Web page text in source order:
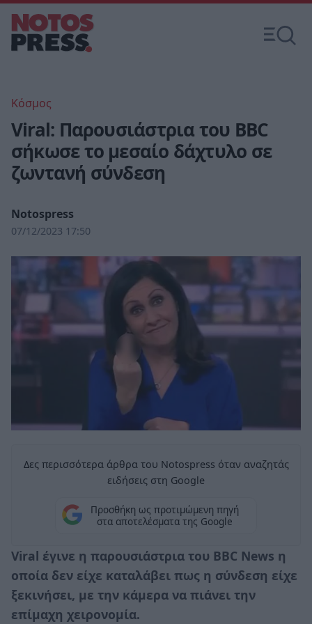
Κόσμος
Viral: Παρουσιάστρια του BBC
σήκωσε το μεσαίο δάχτυλο σε
ζωντανή σύνδεση
Notospress
07/12/2023 17:50
Δες περισσότερα άρθρα του Notospress όταν αναζητάς
ειδήσεις στη Google
Προσθήκη ως προτιμώμενη πηγή
στα αποτελέσματα της Google
Viral έγινε η παρουσιάστρια του BBC News η
οποία δεν είχε καταλάβει πως η σύνδεση είχε
ξεκινήσει, με την κάμερα να πιάνει την
επίμαχη χειρονομία.